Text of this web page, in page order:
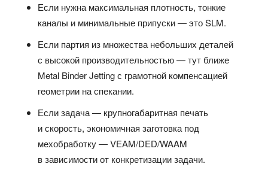
Если нужна максимальная плотность, тонкие
каналы и минимальные припуски — это SLM.
Если партия из множества небольших деталей
с высокой производительностью — тут ближе
Metal Binder Jetting с грамотной компенсацией
геометрии на спекании.
Если задача — крупногабаритная печать
и скорость, экономичная заготовка под
мехобработку — VEAM/DED/WAAM
в зависимости от конкретизации задачи.